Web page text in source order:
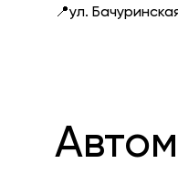
📍ул.